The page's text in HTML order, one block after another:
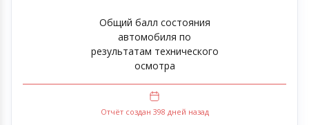
Общий балл состояния
автомобиля по
результатам технического
осмотра
Отчёт создан 398 дней назад